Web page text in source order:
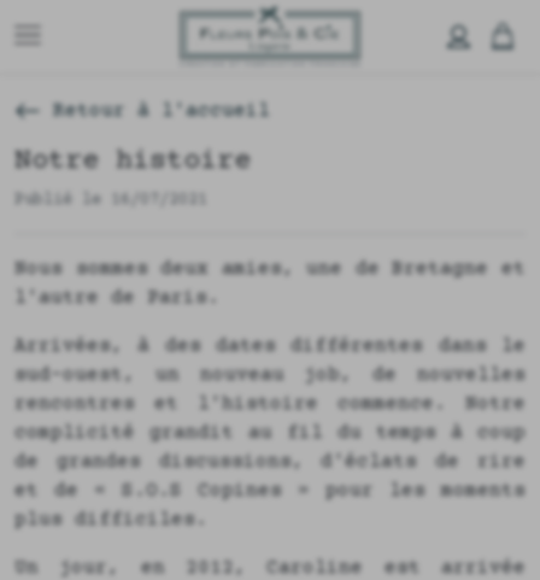
Retour à l'accueil
Notre histoire
Publié le 16/07/2021
Nous sommes deux amies, une de Bretagne et
l'autre de Paris.
Arrivées, à des dates différentes dans le
sud-ouest, un nouveau job, de nouvelles
rencontres et l'histoire commence. Notre
complicité grandit au fil du temps à coup
de grandes discussions, d'éclats de rire
et de « S.O.S Copines » pour les moments
plus difficiles.
Un jour, en 2012, Caroline est arrivée